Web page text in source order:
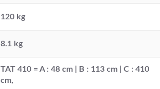
120 kg
8.1 kg
TAT 410 = A : 48 cm | B : 113 cm | C : 410
cm,